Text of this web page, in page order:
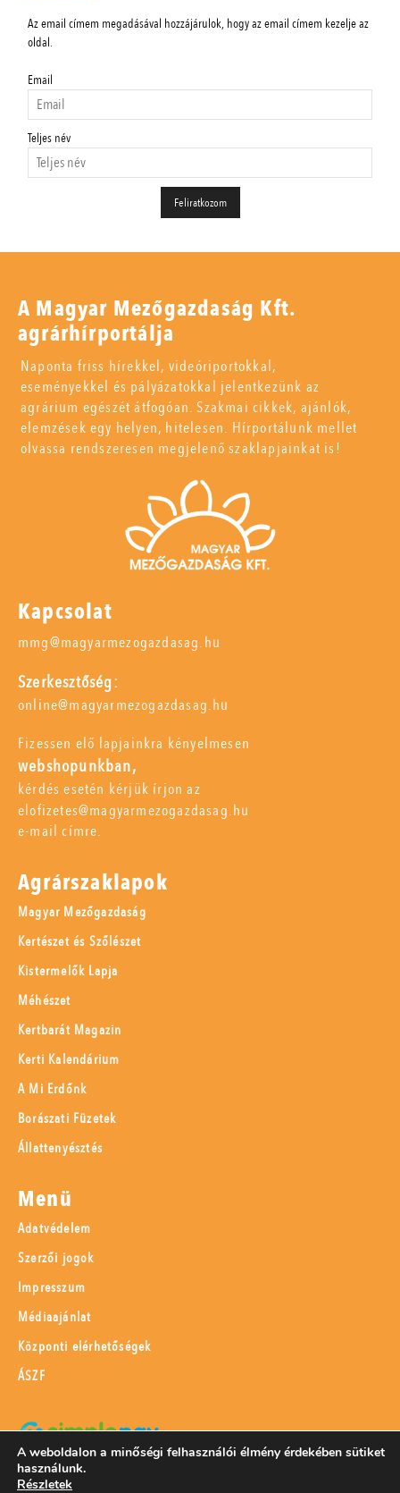
Az email címem megadásával hozzájárulok, hogy az email címem kezelje az
oldal.
Email
Teljes név
A Magyar Mezőgazdaság Kft.
agrárhírportálja
Naponta friss hírekkel, videóriportokkal,
eseményekkel és pályázatokkal jelentkezünk az
agrárium egészét átfogóan. Szakmai cikkek, ajánlók,
elemzések egy helyen, hitelesen. Hírportálunk mellet
olvassa rendszeresen megjelenő szaklapjainkat is!
Kapcsolat
mmg@magyarmezogazdasag.hu
Szerkesztőség:
online@magyarmezogazdasag.hu
Fizessen elő lapjainkra kényelmesen
webshopunkban,
kérdés esetén kérjük írjon az
elofizetes@magyarmezogazdasag.hu
e-mail címre.
Agrárszaklapok
Magyar Mezőgazdaság
Kertészet és Szőlészet
Kistermelők Lapja
Méhészet
Kertbarát Magazin
Kerti Kalendárium
A Mi Erdőnk
Borászati Füzetek
Állattenyésztés
Menü
Adatvédelem
Szerzői jogok
Impresszum
Médiaajánlat
Központi elérhetőségek
ÁSZF
SimplePay adattovábbítási nyilatkozat
A weboldalon a minőségi felhasználói élmény érdekében sütiket
használunk.
Részletek